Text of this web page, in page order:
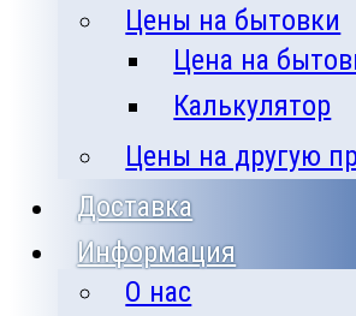
Цены на бытовки
Цена на
Калькулятор
Цены на другую
Доставка
Информация
О нас